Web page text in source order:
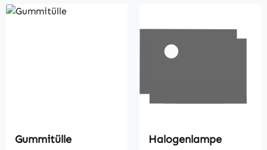
Gummitülle Halogenlampe